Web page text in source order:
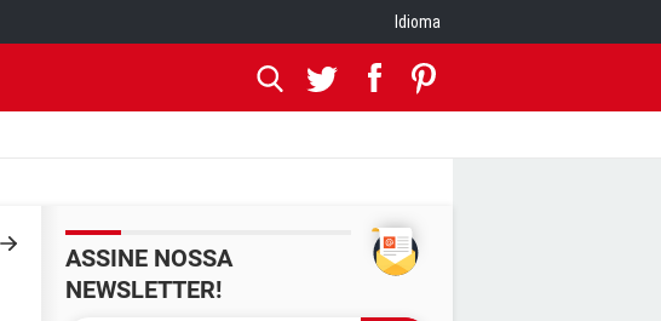
Idioma
ASSINE NOSSA
NEWSLETTER!